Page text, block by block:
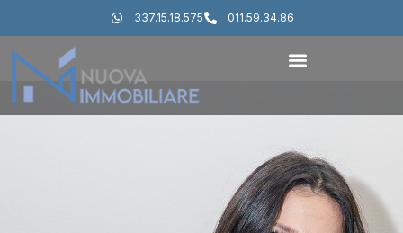
337.15.18.575 011.59.34.86